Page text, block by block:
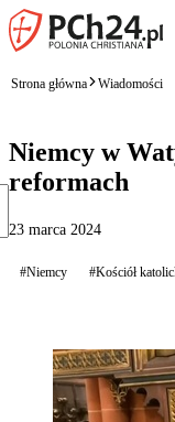
Strona główna Wiadomości
Niemcy w
reformach
23 marca 2024
#Niemcy #Kościół